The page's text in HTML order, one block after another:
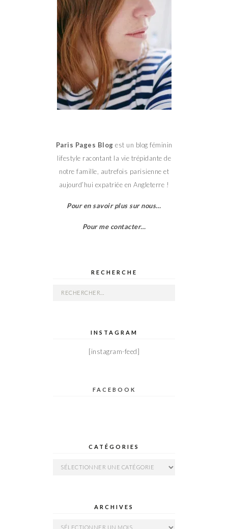
Paris Pages Blog est un blog féminin
lifestyle racontant la vie trépidante de
notre famille, autrefois parisienne et
aujourd’hui expatriée en Angleterre !
Pour en savoir plus sur nous…
Pour me contacter…
RECHERCHE
Rechercher :
INSTAGRAM
[instagram-feed]
FACEBOOK
CATÉGORIES
Catégories
ARCHIVES
Archives